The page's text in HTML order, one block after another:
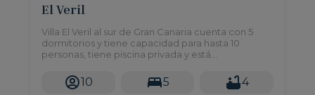
El Veril
Villa El Veril al sur de Gran Canaria cuenta con 5
dormitorios y tiene capacidad para hasta 10
personas, tiene piscina privada y está
playa.
10 5 4